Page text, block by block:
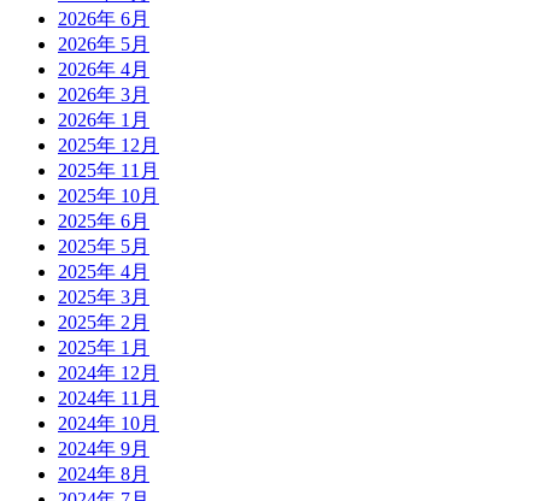
2026年 6月
2026年 5月
2026年 4月
2026年 3月
2026年 1月
2025年 12月
2025年 11月
2025年 10月
2025年 6月
2025年 5月
2025年 4月
2025年 3月
2025年 2月
2025年 1月
2024年 12月
2024年 11月
2024年 10月
2024年 9月
2024年 8月